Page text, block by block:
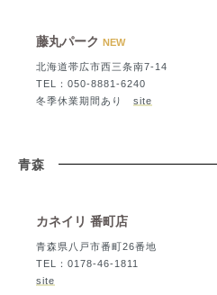
藤丸パーク NEW
北海道帯広市西三条南7-14
TEL：050-8881-6240
冬季休業期間あり site
青森
カネイリ 番町店
青森県八戸市番町26番地
TEL：0178-46-1811
site